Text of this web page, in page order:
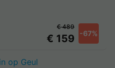
€ 159 -67%
€ 489
op Geul